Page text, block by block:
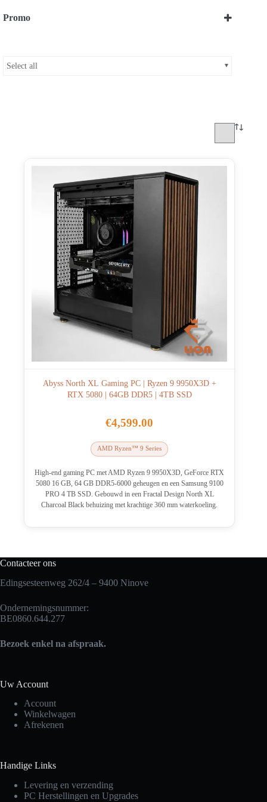
Abyss North XL Gaming PC | Ryzen 9 9950X3D +
RTX 5080 | 64GB DDR5 | 4TB SSD
€4,599.00
AMD Ryzen™ 9 Series
High-end gaming PC met AMD Ryzen 9 9950X3D, GeForce RTX
5080 16 GB, 64 GB DDR5-6000 geheugen en een Samsung 9100
PRO 4 TB SSD. Gebouwd in een Fractal Design North XL
Charcoal Black behuizing met krachtige 360 mm waterkoeling.
Promo
Select all
Contacteer ons
Edingsesteenweg 262/4 – 9400 Ninove
Ondernemingsnummer:
BE0860.644.277
Bezoek enkel na afspraak.
Uw Account
Account
Winkelwagen
Afrekenen
Handige Links
Levering en verzending
PC Herstellingen en Upgrades